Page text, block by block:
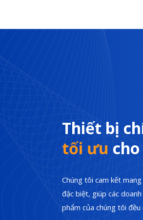
Thiết bị
tối ưu
Chúng tôi cam kết
đặc biệt, giúp các
phẩm của chúng tôi